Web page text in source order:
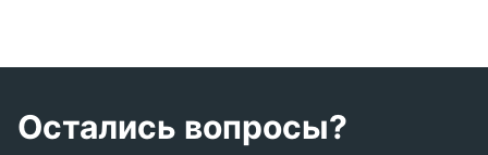
Остались вопросы?